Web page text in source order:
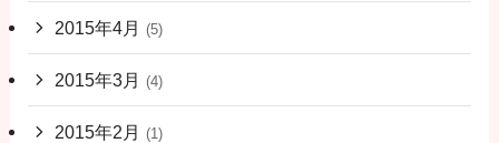
2015年4月 (5)
2015年3月 (4)
2015年2月 (1)